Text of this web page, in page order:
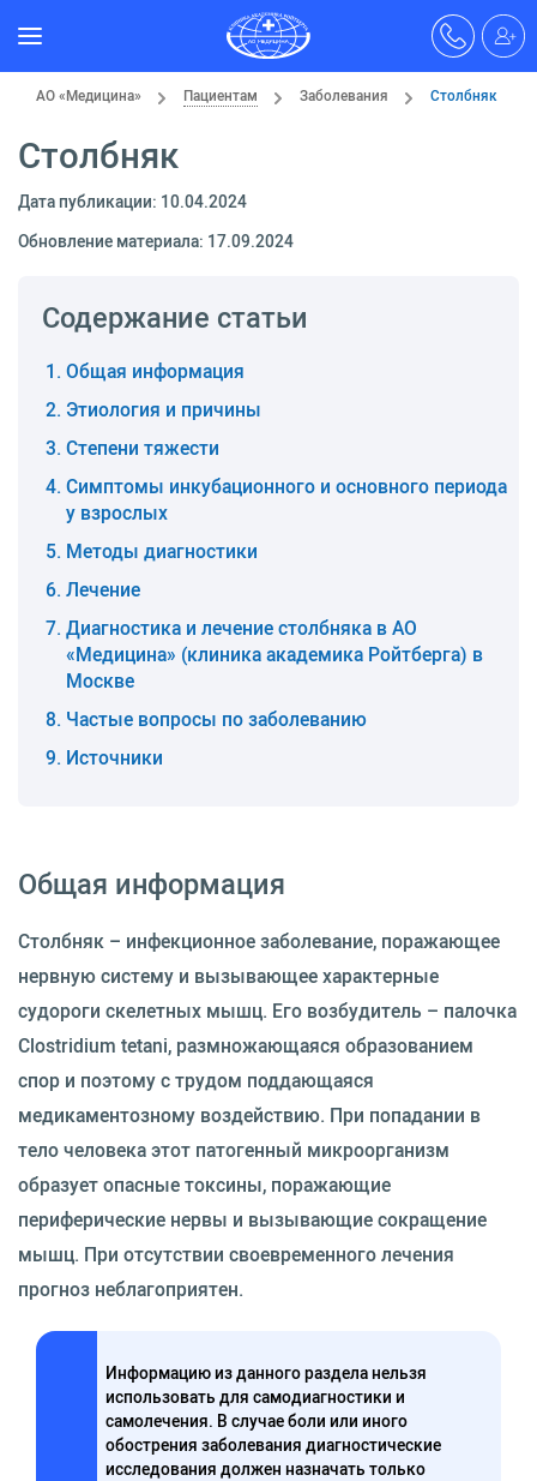
АО «Медицина» Пациентам Заболевания Столбняк
Столбняк
Дата публикации: 10.04.2024
Обновление материала: 17.09.2024
Содержание статьи
Общая информация
Этиология и причины
Степени тяжести
Симптомы инкубационного и основного периода
у взрослых
Методы диагностики
Лечение
Диагностика и лечение столбняка в АО
«Медицина» (клиника академика Ройтберга) в
Москве
Частые вопросы по заболеванию
Источники
Общая информация
Столбняк – инфекционное заболевание, поражающее
нервную систему и вызывающее характерные
судороги скелетных мышц. Его возбудитель – палочка
Clostridium tetani, размножающаяся образованием
спор и поэтому с трудом поддающаяся
медикаментозному воздействию. При попадании в
тело человека этот патогенный микроорганизм
образует опасные токсины, поражающие
периферические нервы и вызывающие сокращение
мышц. При отсутствии своевременного лечения
прогноз неблагоприятен.
Информацию из данного раздела нельзя
использовать для самодиагностики и
самолечения. В случае боли или иного
обострения заболевания диагностические
исследования должен назначать только